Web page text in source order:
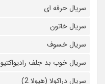
سریال حرفه ای
سریال خاتون
سریال خسوف
سریال خوب بد جلف رادیواکتیو
سریال دراکولا (هیولا 2)